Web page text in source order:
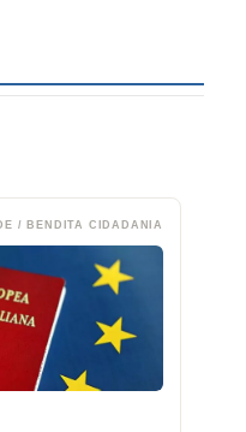
/ BENDITA CIDADANIA